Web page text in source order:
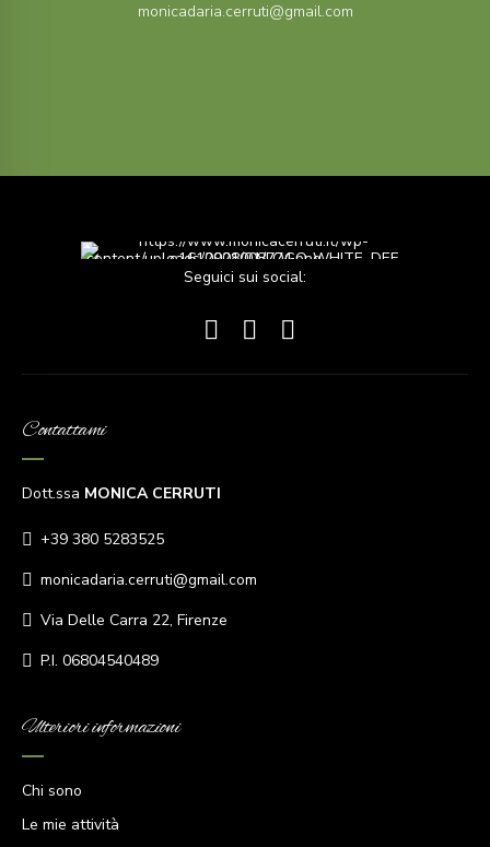
monicadaria.cerruti@gmail.com
Seguici sui social:
Contattami
Dott.ssa MONICA CERRUTI
+39 380 5283525
monicadaria.cerruti@gmail.com
Via Delle Carra 22, Firenze
P.I. 06804540489
Ulteriori informazioni
Chi sono
Le mie attività